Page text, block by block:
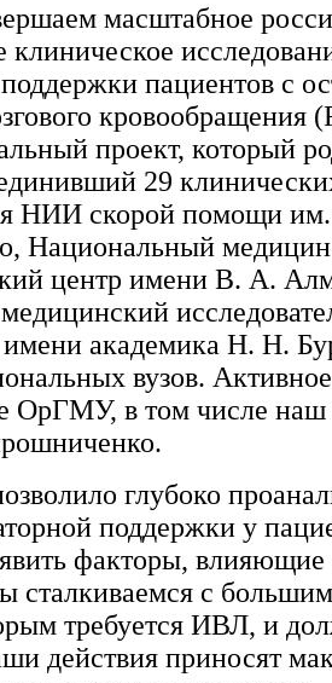
масштабное
клиническое
пациентов с
кровообращения
проект, который
29
НИИ скорой помощи
Национальный
центр имени В. А.
академика Н. Н.
вузов.
ОрГМУ, в том числе наш
глубоко
поддержки у
факторы, влияющие
сталкиваемся с
требуется ИВЛ, и
действия приносят